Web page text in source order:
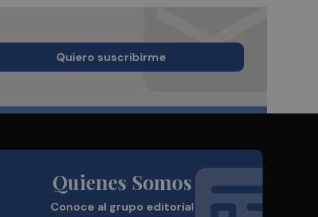
Quiero suscribirme
Quienes Somos
Conoce al grupo editorial